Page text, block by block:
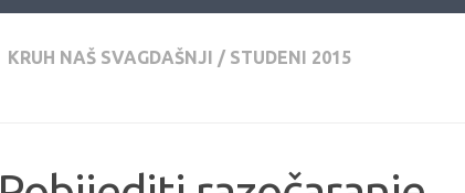
KRUH NAŠ SVAGDAŠNJI / STUDENI 2015